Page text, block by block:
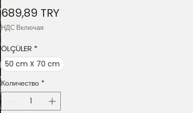
689,89 TRYЦена
НДС Включая
ÖLÇÜLER *
50 cm X 70 cm
Количество *